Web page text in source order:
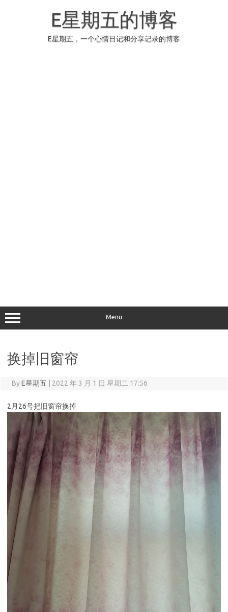
E星期五的博客
E星期五，一个心情日记和分享记录的博客
Menu
换掉旧窗帘
ByE星期五 2022 年 3 月 1 日 星期二 17:56
2月26号把旧窗帘换掉